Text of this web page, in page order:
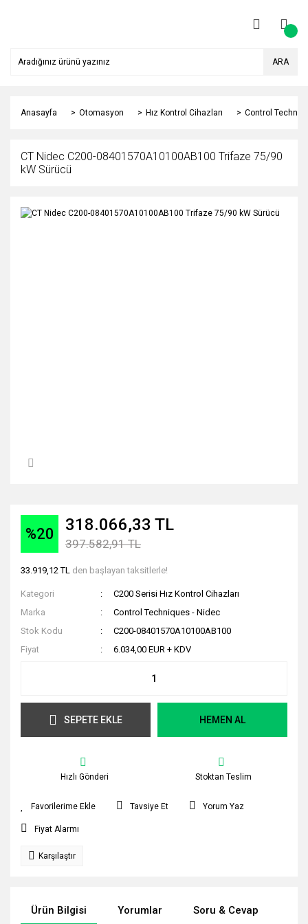
ARA
Anasayfa Otomasyon Hız Kontrol Cihazları Control
CT Nidec C200-08401570A10100AB100 Trifaze 75/90
kW Sürücü
%20 318.066,33 TL
397.582,91 TL
33.919,12 TL den başlayan taksitlerle!
Kategori
C200 Serisi Hız Kontrol Cihazları
Marka
Control Techniques - Nidec
Stok Kodu
C200-08401570A10100AB100
Fiyat
6.034,00 EUR + KDV
SEPETE EKLE HEMEN AL
Hızlı Gönderi Stoktan Teslim
Tavsiye Et Yorum Yaz
Fiyat Alarmı
Karşılaştır
Ürün Bilgisi Yorumlar Soru & Cevap